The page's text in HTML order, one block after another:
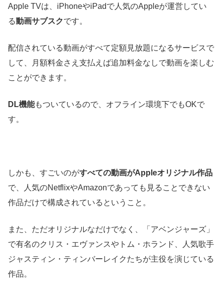
Apple TVは、iPhoneやiPadで人気のAppleが運営してい
る動画サブスクです。
配信されている動画がすべて定額見放題になるサービスで
して、月額料金さえ支払えば追加料金なしで動画を楽しむ
ことができます。
DL機能もついているので、オフライン環境下でもOKで
す。
しかも、すごいのがすべての動画がAppleオリジナル作品
で、人気のNetflixやAmazonであっても見ることできない
作品だけで構成されているということ。
また、ただオリジナルなだけでなく、「アベンジャーズ」
で有名のクリス・エヴァンスやトム・ホランド、人気歌手
ジャスティン・ティンバーレイクたちが主役を演じている
作品。